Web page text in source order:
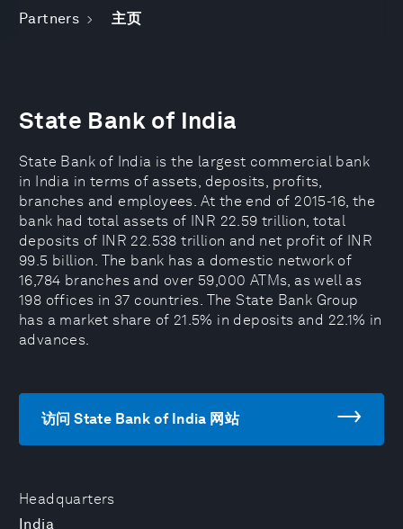
Partners 主页
Headquarters
India
State Bank of India
State Bank of India is the largest commercial bank
in India in terms of assets, deposits, profits,
branches and employees. At the end of 2015-16, the
bank had total assets of INR 22.59 trillion, total
deposits of INR 22.538 trillion and net profit of INR
99.5 billion. The bank has a domestic network of
16,784 branches and over 59,000 ATMs, as well as
198 offices in 37 countries. The State Bank Group
has a market share of 21.5% in deposits and 22.1% in
advances.
访问 State Bank of India 网站